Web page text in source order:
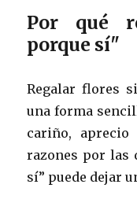
Por qué
porque sí"
Regalar flores
una forma
cariño,
razones por las
sí” puede dejar